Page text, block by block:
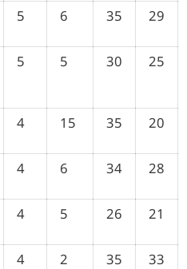
5 6 35 29
5 5 30 25
4 15 35 20
4 6 34 28
4 5 26 21
4 2 35 33